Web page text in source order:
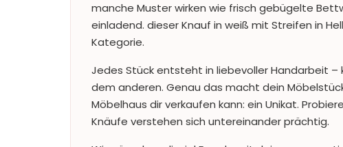
manche Muster wirken wie frisch gebügelte
einladend. dieser Knauf in weiß mit Streifen in
Kategorie.
Jedes Stück entsteht in liebevoller Handarbeit –
dem anderen. Genau das macht dein
Möbelhaus dir verkaufen kann: ein Unikat.
Knäufe verstehen sich untereinander prächtig.